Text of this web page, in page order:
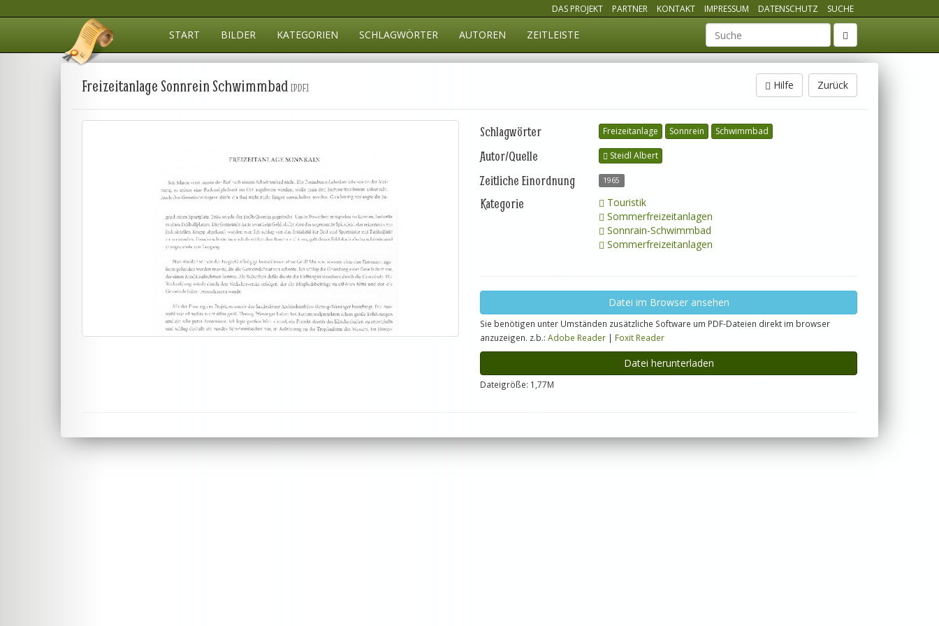
DAS PROJEKT PARTNER KONTAKT IMPRESSUM DATENSCHUTZ SUCHE
START BILDER KATEGORIEN SCHLAGWÖRTER AUTOREN ZEITLEISTE Suchbegriff
Zurück
Hilfe
Freizeitanlage Sonnrein Schwimmbad [PDF]
Schlagwörter Freizeitanlage Sonnrein Schwimmbad
Autor/Quelle Steidl Albert
Zeitliche Einordnung 1965
Kategorie
Touristik
Sommerfreizeitanlagen
Sonnrain-Schwimmbad
Sommerfreizeitanlagen
Datei im Browser ansehen
Sie benötigen unter Umständen zusätzliche Software um PDF-Dateien direkt im browser
anzuzeigen. z.b.: Adobe Reader | Foxit Reader
Datei herunterladen
Dateigröße: 1,77M